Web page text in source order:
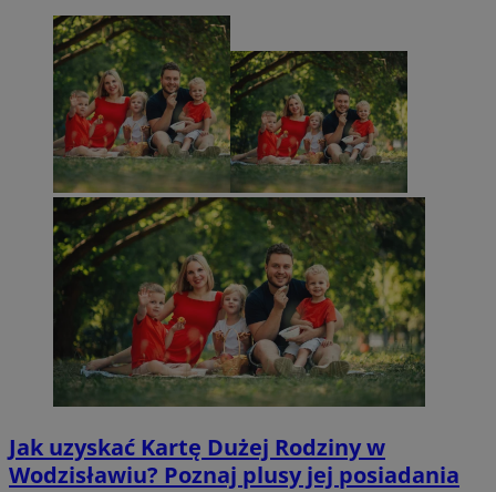
Jak uzyskać Kartę Dużej Rodziny w
Wodzisławiu? Poznaj plusy jej posiadania